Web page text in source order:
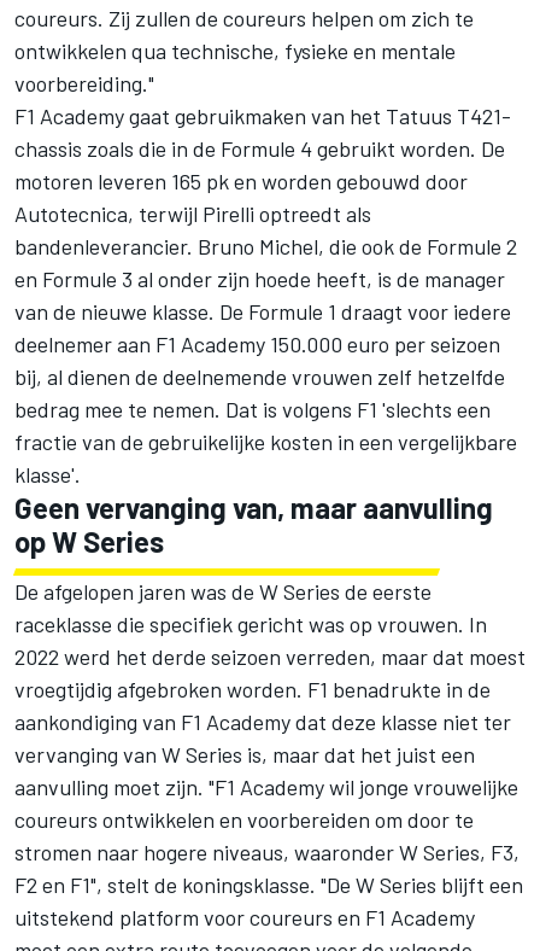
coureurs. Zij zullen de coureurs helpen om zich te
ontwikkelen qua technische, fysieke en mentale
voorbereiding."
F1 Academy gaat gebruikmaken van het Tatuus T421-
chassis zoals die in de Formule 4 gebruikt worden. De
motoren leveren 165 pk en worden gebouwd door
Autotecnica, terwijl Pirelli optreedt als
bandenleverancier. Bruno Michel, die ook de Formule 2
en Formule 3 al onder zijn hoede heeft, is de manager
van de nieuwe klasse. De Formule 1 draagt voor iedere
deelnemer aan F1 Academy 150.000 euro per seizoen
bij, al dienen de deelnemende vrouwen zelf hetzelfde
bedrag mee te nemen. Dat is volgens F1 'slechts een
fractie van de gebruikelijke kosten in een vergelijkbare
klasse'.
Geen vervanging van, maar aanvulling
op W Series
De afgelopen jaren was de W Series de eerste
raceklasse die specifiek gericht was op vrouwen. In
2022 werd het derde seizoen verreden, maar dat moest
vroegtijdig afgebroken worden. F1 benadrukte in de
aankondiging van F1 Academy dat deze klasse niet ter
vervanging van W Series is, maar dat het juist een
aanvulling moet zijn. "F1 Academy wil jonge vrouwelijke
coureurs ontwikkelen en voorbereiden om door te
stromen naar hogere niveaus, waaronder W Series, F3,
F2 en F1", stelt de koningsklasse. "De W Series blijft een
uitstekend platform voor coureurs en F1 Academy